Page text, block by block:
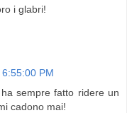
i glabri!
PM
sempre fatto ridere un
cadono mai!